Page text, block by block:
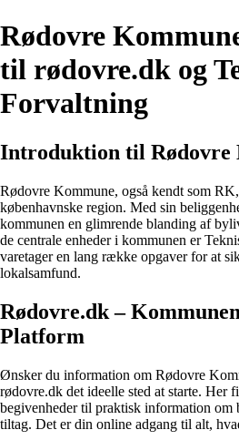
Rødovre
til rødovre.dk og
Forvaltning
Introduktion til Rødovre
Rødovre Kommune, også kendt som
københavnske region. Med sin
kommunen en glimrende blanding af
de centrale enheder i kommunen er
varetager en lang række opgaver for at
lokalsamfund.
Rødovre.dk –
Platform
Ønsker du information om Rødovre
rødovre.dk det ideelle sted at starte. Her
begivenheder til praktisk information om
tiltag. Det er din online adgang til alt,